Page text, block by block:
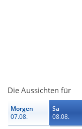
Die Aussichten für
Morgen
07.08.
Sa
08.08.